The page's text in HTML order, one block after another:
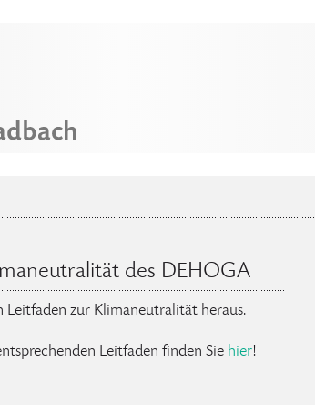
des DEHOGA
zur Klimaneutralität heraus.
Leitfaden finden Sie hier!